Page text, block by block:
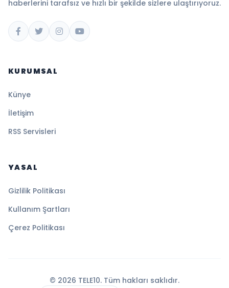
haberlerini tarafsız ve hızlı bir şekilde sizlere ulaştırıyoruz.
KURUMSAL
Künye
İletişim
RSS Servisleri
YASAL
Gizlilik Politikası
Kullanım Şartları
Çerez Politikası
© 2026 TELE10. Tüm hakları saklıdır.